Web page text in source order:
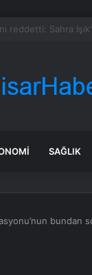
kafede
SAĞLIK
bundan